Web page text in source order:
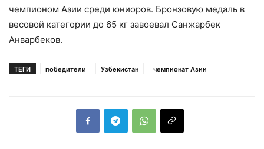
чемпионом Азии среди юниоров. Бронзовую медаль в
весовой категории до 65 кг завоевал Санжарбек
Анварбеков.
ТЕГИ победители Узбекистан чемпионат Азии